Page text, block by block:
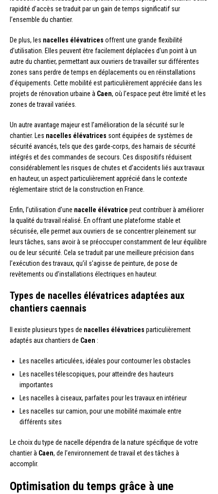
rapidité d’accès se traduit par un gain de temps significatif sur
l’ensemble du chantier.
De plus, les nacelles élévatrices offrent une grande flexibilité
d’utilisation. Elles peuvent être facilement déplacées d’un point à un
autre du chantier, permettant aux ouvriers de travailler sur différentes
zones sans perdre de temps en déplacements ou en réinstallations
d’équipements. Cette mobilité est particulièrement appréciée dans les
projets de rénovation urbaine à Caen, où l’espace peut être limité et les
zones de travail variées.
Un autre avantage majeur est l’amélioration de la sécurité sur le
chantier. Les nacelles élévatrices sont équipées de systèmes de
sécurité avancés, tels que des garde-corps, des harnais de sécurité
intégrés et des commandes de secours. Ces dispositifs réduisent
considérablement les risques de chutes et d’accidents liés aux travaux
en hauteur, un aspect particulièrement apprécié dans le contexte
réglementaire strict de la construction en France.
Enfin, l’utilisation d’une nacelle élévatrice peut contribuer à améliorer
la qualité du travail réalisé. En offrant une plateforme stable et
sécurisée, elle permet aux ouvriers de se concentrer pleinement sur
leurs tâches, sans avoir à se préoccuper constamment de leur équilibre
ou de leur sécurité. Cela se traduit par une meilleure précision dans
l’exécution des travaux, qu’il s’agisse de peinture, de pose de
revêtements ou d’installations électriques en hauteur.
Types de nacelles élévatrices adaptées aux
chantiers caennais
Il existe plusieurs types de nacelles élévatrices particulièrement
adaptés aux chantiers de Caen :
Les nacelles articulées, idéales pour contourner les obstacles
Les nacelles télescopiques, pour atteindre des hauteurs
importantes
Les nacelles à ciseaux, parfaites pour les travaux en intérieur
Les nacelles sur camion, pour une mobilité maximale entre
différents sites
Le choix du type de nacelle dépendra de la nature spécifique de votre
chantier à Caen, de l’environnement de travail et des tâches à
accomplir.
Optimisation du temps grâce à une